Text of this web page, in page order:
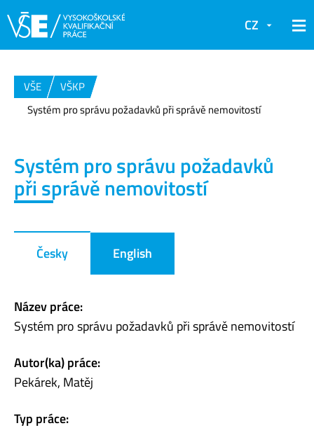
CZ
VŠE
VŠKP
Systém pro správu požadavků při správě nemovitostí
Systém pro správu požadavků
při správě nemovitostí
Česky English
Název práce:
Systém pro správu požadavků při správě nemovitostí
Autor(ka) práce:
Pekárek, Matěj
Typ práce: